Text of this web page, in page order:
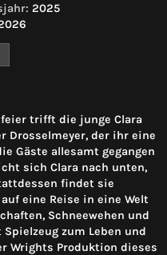
2025
trifft die junge Clara
Drosselmeyer, der ihr eine
Gäste allesamt gegangen
sich Clara nach unten,
findet sie
eine Reise in eine Welt
Schneewehen und
zum Leben und
Wrights Produktion dieses